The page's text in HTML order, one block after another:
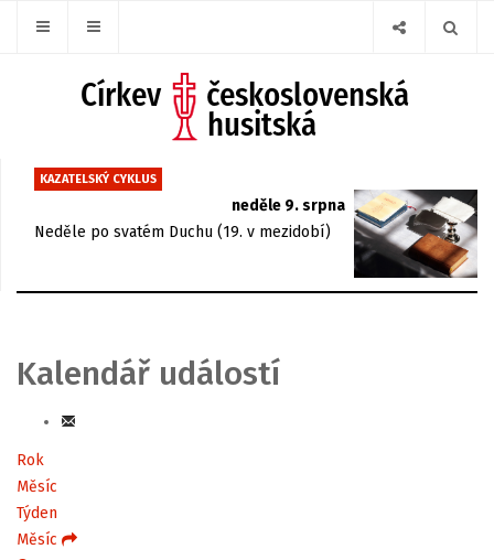
KAZATELSKÝ CYKLUS
neděle 9. srpna
Neděle po svatém Duchu (19. v mezidobí)
Kalendář událostí
Rok
Měsíc
Týden
Měsíc